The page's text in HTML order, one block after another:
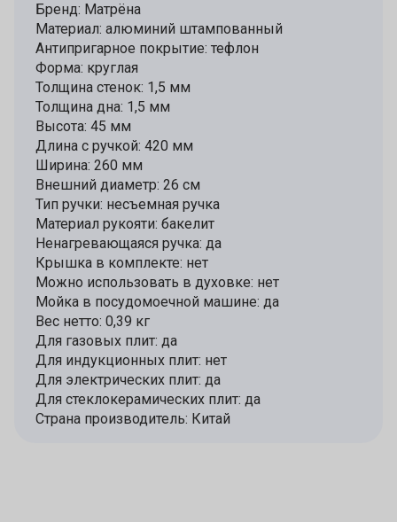
Бренд: Матрёна
Материал: алюминий штампованный
Антипригарное покрытие: тефлон
Форма: круглая
Толщина стенок: 1,5 мм
Толщина дна: 1,5 мм
Высота: 45 мм
Длина с ручкой: 420 мм
Ширина: 260 мм
Внешний диаметр: 26 см
Тип ручки: несъемная ручка
Материал рукояти: бакелит
Ненагревающаяся ручка: да
Крышка в комплекте: нет
Можно использовать в духовке: нет
Мойка в посудомоечной машине: да
Вес нетто: 0,39 кг
Для газовых плит: да
Для индукционных плит: нет
Для электрических плит: да
Для стеклокерамических плит: да
Страна производитель: Китай